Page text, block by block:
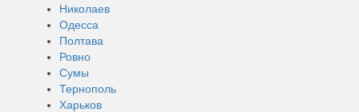
Николаев
Одесса
Полтава
Ровно
Сумы
Тернополь
Харьков